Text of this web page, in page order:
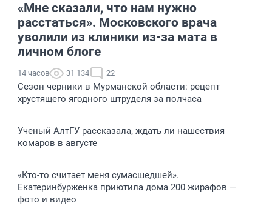
«Мне сказали, что нам нужно
расстаться». Московского врача
уволили из клиники из-за мата в
личном блоге
14 часов 31 134 22
Сезон черники в Мурманской области: рецепт
хрустящего ягодного штруделя за полчаса
Ученый АлтГУ рассказала, ждать ли нашествия
комаров в августе
«Кто-то считает меня сумасшедшей».
Екатеринбурженка приютила дома 200 жирафов —
фото и видео